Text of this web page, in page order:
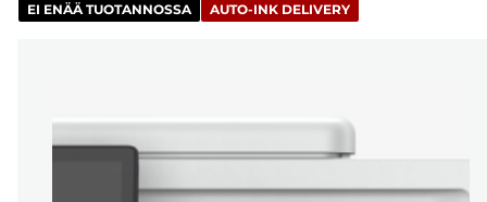
EI ENÄÄ TUOTANNOSSA AUTO-INK DELIVERY